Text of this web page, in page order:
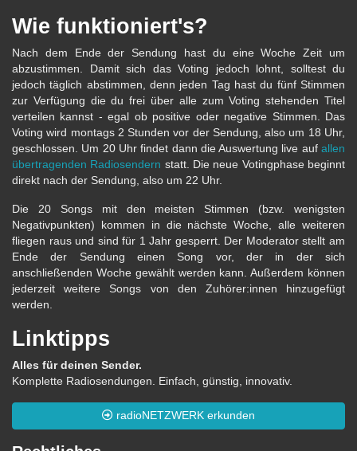
Wie funktioniert's?
Nach dem Ende der Sendung hast du eine Woche Zeit um
abzustimmen. Damit sich das Voting jedoch lohnt, solltest du
jedoch täglich abstimmen, denn jeden Tag hast du fünf Stimmen
zur Verfügung die du frei über alle zum Voting stehenden Titel
verteilen kannst - egal ob positive oder negative Stimmen. Das
Voting wird montags 2 Stunden vor der Sendung, also um 18 Uhr,
geschlossen. Um 20 Uhr findet dann die Auswertung live auf allen
übertragenden Radiosendern statt. Die neue Votingphase beginnt
direkt nach der Sendung, also um 22 Uhr.
Die 20 Songs mit den meisten Stimmen (bzw. wenigsten
Negativpunkten) kommen in die nächste Woche, alle weiteren
fliegen raus und sind für 1 Jahr gesperrt. Der Moderator stellt am
Ende der Sendung einen Song vor, der in der sich
anschließenden Woche gewählt werden kann. Außerdem können
jederzeit weitere Songs von den Zuhörer:innen hinzugefügt
werden.
Linktipps
Alles für deinen Sender.
Komplette Radiosendungen. Einfach, günstig, innovativ.
radioNETZWERK erkunden